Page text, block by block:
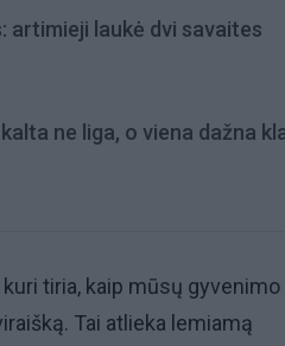
artimieji laukė dvi savaites
ne liga, o viena dažna
tiria, kaip mūsų gyvenimo
Tai atlieka lemiamą